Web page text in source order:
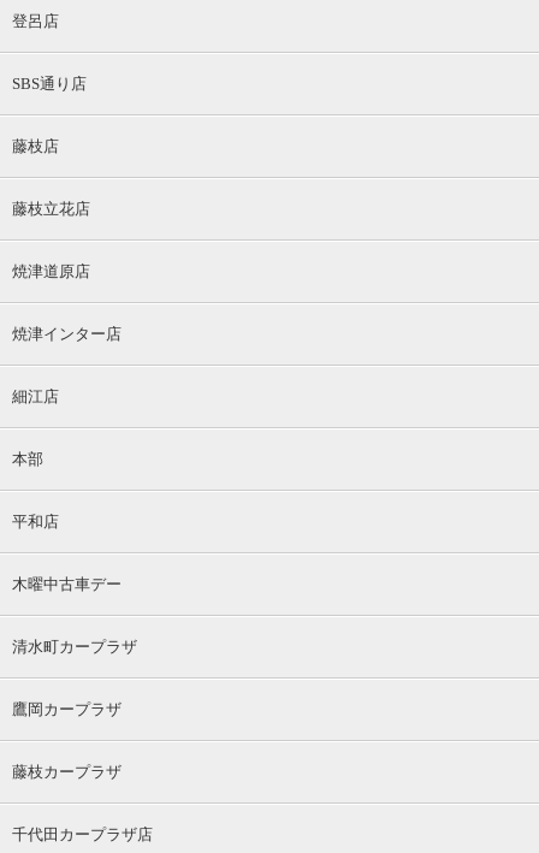
登呂店
SBS通り店
藤枝店
藤枝立花店
焼津道原店
焼津インター店
細江店
本部
平和店
木曜中古車デー
清水町カープラザ
鷹岡カープラザ
藤枝カープラザ
千代田カープラザ店